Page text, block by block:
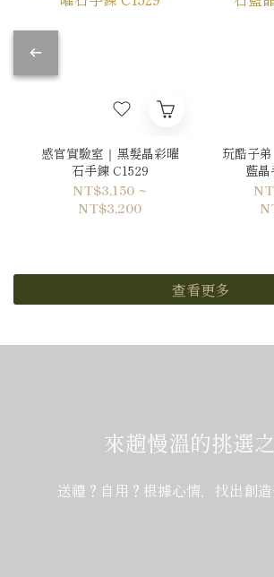
感官實驗室｜黑髮晶彩曜
石手鍊 C1529
NT$3,150 ~
NT$3,200
玩酷子
藍
查看更多
來趟慢溫的挑選
送禮？自用？根據心情，找出創